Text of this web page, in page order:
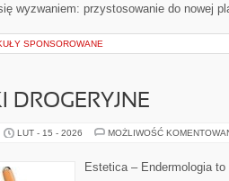
wyzwaniem: przystosowanie do nowej
SPONSOROWANE
DROGERYJNE
LUT - 15 - 2026 MOŻLIWOŚĆ
Estetica – Endermologia